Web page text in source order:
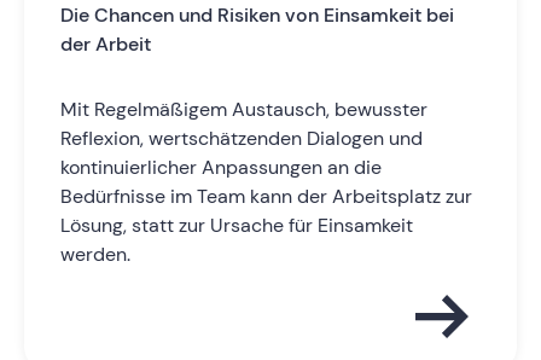
Die Chancen und Risiken von Einsamkeit bei
der Arbeit
Mit Regelmäßigem Austausch, bewusster
Reflexion, wertschätzenden Dialogen und
kontinuierlicher Anpassungen an die
Bedürfnisse im Team kann der Arbeitsplatz zur
Lösung, statt zur Ursache für Einsamkeit
werden.